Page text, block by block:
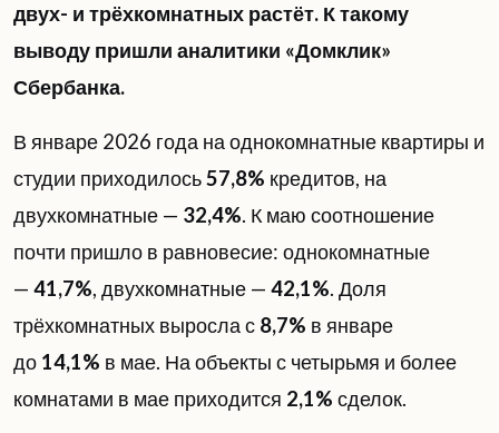
двух- и трёхкомнатных растёт. К такому
выводу пришли аналитики «Домклик»
Сбербанка.
В январе 2026 года на однокомнатные квартиры и
студии приходилось57,8% кредитов, на
двухкомнатные — 32,4%. К маю соотношение
почти пришло в равновесие: однокомнатные
— 41,7%, двухкомнатные — 42,1%. Доля
трёхкомнатных выросла с 8,7% в январе
до 14,1% в мае. На объекты с четырьмя и более
комнатами в мае приходится 2,1% сделок.